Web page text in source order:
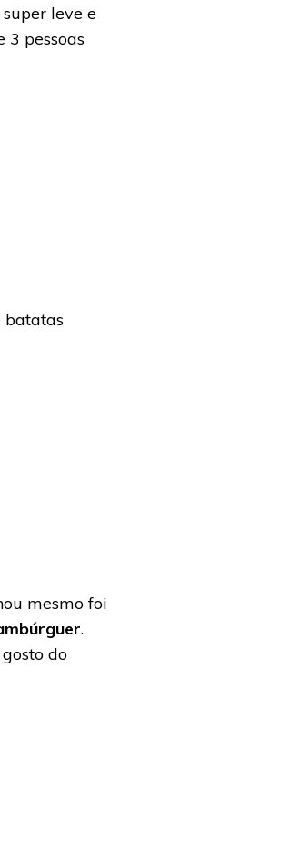
leve e
3 pessoas
batatas
mesmo foi
.
do